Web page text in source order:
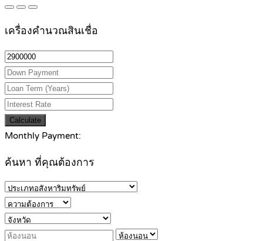
เครื่องคำนวณสินเชื่อ
Calculate
Monthly Payment:
ค้นหา ที่คุณต้องการ